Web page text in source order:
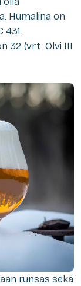
Humalina on
431.
32 (vrt. Olvi III
runsas sekä